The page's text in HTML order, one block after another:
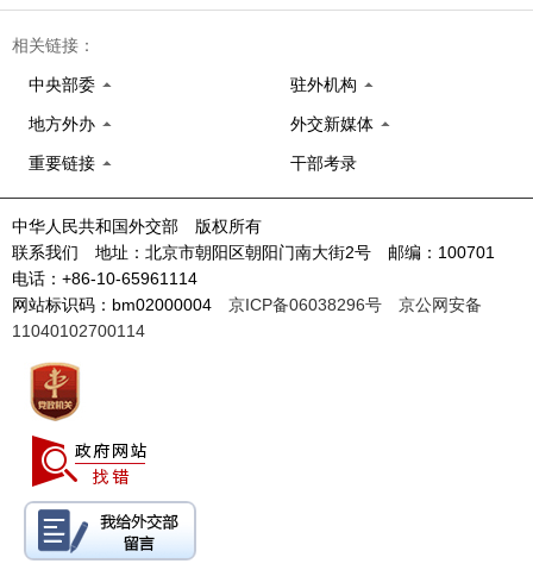
相关链接：
中央部委 驻外机构
地方外办 外交新媒体
重要链接 干部考录
中华人民共和国外交部 版权所有
联系我们 地址：北京市朝阳区朝阳门南大街2号 邮编：100701
电话：+86-10-65961114
网站标识码：bm02000004 京ICP备06038296号
京公网安备
11040102700114